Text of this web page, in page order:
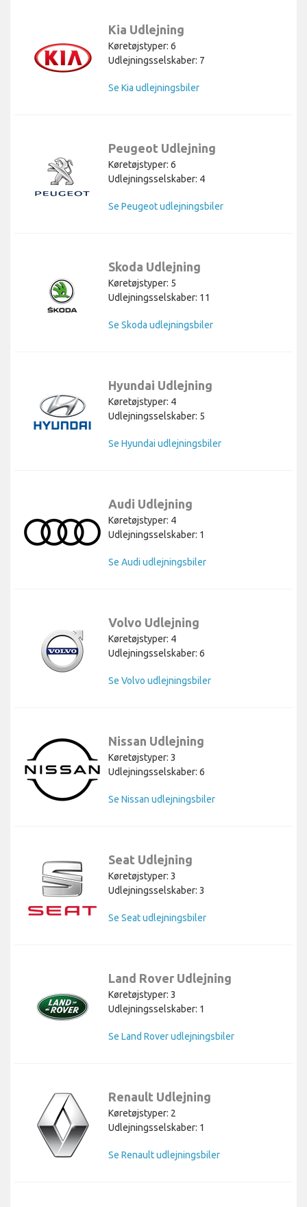
Kia Udlejning
Køretøjstyper: 6
Udlejningsselskaber: 7
Se Kia udlejningsbiler
Peugeot Udlejning
Køretøjstyper: 6
Udlejningsselskaber: 4
Se Peugeot udlejningsbiler
Skoda Udlejning
Køretøjstyper: 5
Udlejningsselskaber: 11
Se Skoda udlejningsbiler
Hyundai Udlejning
Køretøjstyper: 4
Udlejningsselskaber: 5
Se Hyundai udlejningsbiler
Audi Udlejning
Køretøjstyper: 4
Udlejningsselskaber: 1
Se Audi udlejningsbiler
Volvo Udlejning
Køretøjstyper: 4
Udlejningsselskaber: 6
Se Volvo udlejningsbiler
Nissan Udlejning
Køretøjstyper: 3
Udlejningsselskaber: 6
Se Nissan udlejningsbiler
Seat Udlejning
Køretøjstyper: 3
Udlejningsselskaber: 3
Se Seat udlejningsbiler
Land Rover Udlejning
Køretøjstyper: 3
Udlejningsselskaber: 1
Se Land Rover udlejningsbiler
Renault Udlejning
Køretøjstyper: 2
Udlejningsselskaber: 1
Se Renault udlejningsbiler